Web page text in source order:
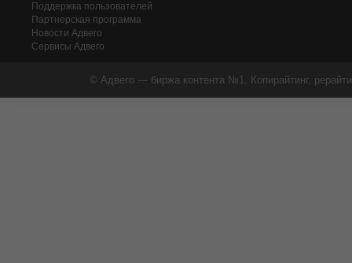
Поддержка пользователей
Партнерская программа
Новости Адвего
Сервисы Адвего
© Адвего — биржа контента №1. Копирайтинг,